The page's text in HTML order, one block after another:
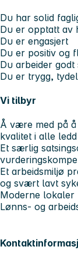
Du har solid
Du er opptatt av
Du er engasjert
Du er positiv og
Du arbeider godt
Du er trygg,
Vi tilbyr
Å være med på
kvalitet i alle ledd
Et særlig
Et arbeidsmiljø
og svært lavt
Moderne lokaler
Lønns- og